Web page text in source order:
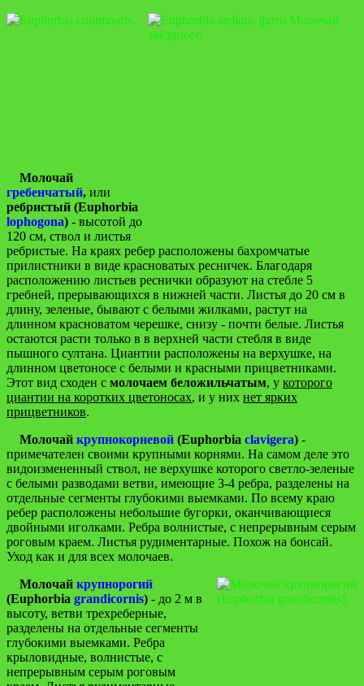
Молочай
гребенчатый, или
ребристый (Euphorbia
lophogona) - высотой до
120 см, ствол и листья
ребристые. На краях ребер расположены бахромчатые
прилистники в виде красноватых ресничек. Благодаря
расположению листьев реснички образуют на стебле 5
гребней, прерывающихся в нижней части. Листья до 20 см в
длину, зеленые, бывают с белыми жилками, растут на
длинном красноватом черешке, снизу - почти белые. Листья
остаются расти только в в верхней части стебля в виде
пышного султана. Циантии расположены на верхушке, на
длинном цветоносе с белыми и красными прицветниками.
Этот вид сходен с молочаем беложильчатым, у которого
циантии на коротких цветоносах, и у них нет ярких
прицветников.
Молочай крупнокорневой (Euphorbia clavigera) -
примечателен своими крупными корнями. На самом деле это
видоизмененный ствол, не верхушке которого светло-зеленые
с белыми разводами ветви, имеющие 3-4 ребра, разделены на
отдельные сегменты глубокими выемками. По всему краю
ребер расположены небольшие бугорки, оканчивающиеся
двойными иголками. Ребра волнистые, с непрерывным серым
роговым краем. Листья рудиментарные. Похож на бонсай.
Уход как и для всех молочаев.
Молочай крупнорогий
(Euphorbia grandicornis) - до 2 м в
высоту, ветви трехреберные,
разделены на отдельные сегменты
глубокими выемками. Ребра
крыловидные, волнистые, с
непрерывным серым роговым